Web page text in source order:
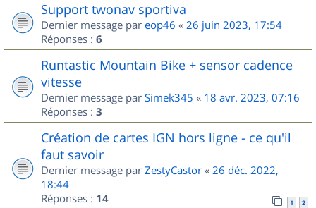
Support twonav sportiva
Dernier message par eop46 « 26 juin 2023, 17:54
Réponses : 6
Runtastic Mountain Bike + sensor cadence
vitesse
Dernier message par Simek345 « 18 avr. 2023, 07:16
Réponses : 3
Création de cartes IGN hors ligne - ce qu'il
faut savoir
Dernier message par ZestyCastor « 26 déc. 2022,
18:44
Réponses : 14 1 2